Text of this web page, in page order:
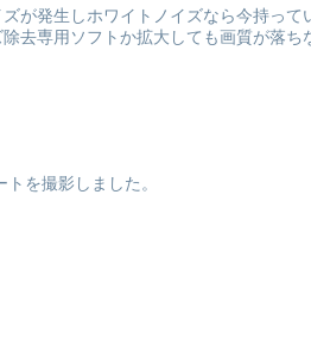
が発生しホワイトノイズなら今持って
去専用ソフトか拡大しても画質が落ち
を撮影しました。